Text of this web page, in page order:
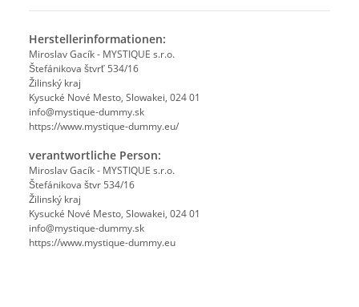
Herstellerinformationen:
Miroslav Gacík - MYSTIQUE s.r.o.
Štefánikova štvrť 534/16
Žilinský kraj
Kysucké Nové Mesto, Slowakei, 024 01
info@mystique-dummy.sk
https://www.mystique-dummy.eu/
verantwortliche Person:
Miroslav Gacík - MYSTIQUE s.r.o.
Štefánikova štvr 534/16
Žilinský kraj
Kysucké Nové Mesto, Slowakei, 024 01
info@mystique-dummy.sk
https://www.mystique-dummy.eu